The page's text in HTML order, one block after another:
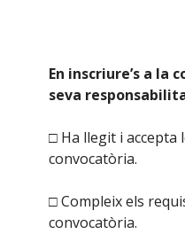
En inscriure’s a la
seva
□ Ha llegit i accepta
convocatòria.
□ Compleix els
convocatòria.